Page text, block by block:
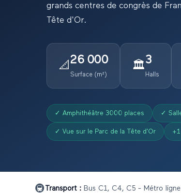
grands centres de congrès de
Tête d'Or.
📐 26 000
Surface (m²)
🏛️3
Halls
✓ Amphithéâtre 3000 places ✓
✓ Vue sur le Parc de la Tête d'Or +1
🚇 Transport : Bus C1, C4, C5 - Métro ligne